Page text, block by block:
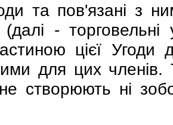
пов'язанi з
(далi - торговельнi
цiєї Угоди
для цих
створюють нi